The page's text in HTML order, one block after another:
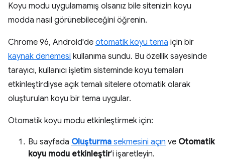
Koyu modu uygulamamış olsanız bile sitenizin koyu
modda nasıl görünebileceğini öğrenin.
Chrome 96, Android'de otomatik koyu tema için bir
kaynak denemesi kullanıma sundu. Bu özellik sayesinde
tarayıcı, kullanıcı işletim sisteminde koyu temaları
etkinleştirdiyse açık temalı sitelere otomatik olarak
oluşturulan koyu bir tema uygular.
Otomatik koyu modu etkinleştirmek için:
Bu sayfada Oluşturma sekmesini açın ve Otomatik
koyu modu etkinleştir'i işaretleyin.